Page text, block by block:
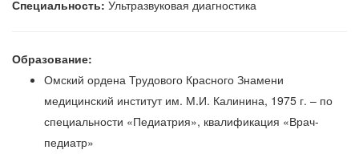
Специальность: Ультразвуковая диагностика
Образование:
Омский ордена Трудового Красного Знамени
медицинский институт им. М.И. Калинина, 1975 г. – по
специальности «Педиатрия», квалификация «Врач-
педиатр»